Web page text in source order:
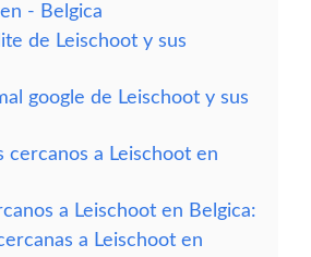
- Belgica
de Leischoot y sus
google de Leischoot y sus
cercanos a Leischoot en
a Leischoot en Belgica:
a Leischoot en